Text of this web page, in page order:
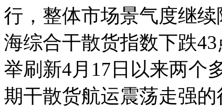
行，整体市场景气度继
海综合干散货指数下跌
举刷新4月17日以来两个
期干散货航运震荡走强